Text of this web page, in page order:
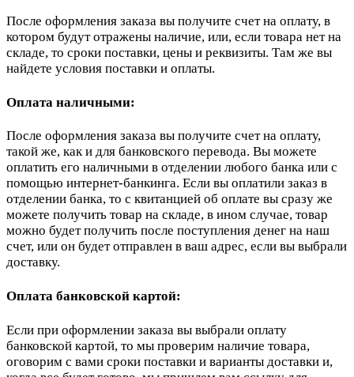
После оформления заказа вы получите счет на оплату, в
котором будут отражены наличие, или, если товара нет на
складе, то сроки поставки, цены и реквизиты. Там же вы
найдете условия поставки и оплаты.
Оплата наличными:
После оформления заказа вы получите счет на оплату,
такой же, как и для банковского перевода. Вы можете
оплатить его наличными в отделении любого банка или с
помощью интернет-банкинга. Если вы оплатили заказ в
отделении банка, то с квитанцией об оплате вы сразу же
можете получить товар на складе, в ином случае, товар
можно будет получить после поступления денег на наш
счет, или он будет отправлен в ваш адрес, если вы выбрали
доставку.
Оплата банковской картой:
Если при оформлении заказа вы выбрали оплату
банковской картой, то мы проверим наличие товара,
оговорим с вами сроки поставки и варианты доставки и,